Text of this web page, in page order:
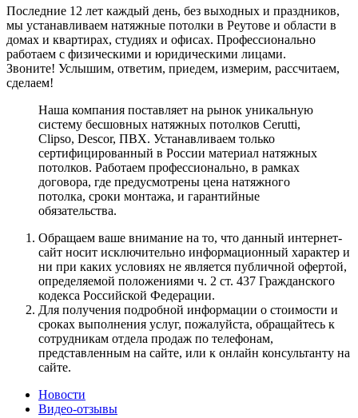
Последние 12 лет каждый день, без выходных и праздников,
мы устанавливаем натяжные потолки в Реутове и области в
домах и квартирах, студиях и офисах. Профессионально
работаем с физическими и юридическими лицами.
Звоните! Услышим, ответим, приедем, измерим, рассчитаем,
сделаем!
Наша компания поставляет на рынок уникальную
систему бесшовных натяжных потолков Сerutti,
Clipso, Descor, ПВХ. Устанавливаем только
сертифицированный в России материал натяжных
потолков. Работаем профессионально, в рамках
договора, где предусмотрены цена натяжного
потолка, сроки монтажа, и гарантийные
обязательства.
Обращаем ваше внимание на то, что данный интернет-
сайт носит исключительно информационный характер и
ни при каких условиях не является публичной офертой,
определяемой положениями ч. 2 ст. 437 Гражданского
кодекса Российской Федерации.
Для получения подробной информации о стоимости и
сроках выполнения услуг, пожалуйста, обращайтесь к
сотрудникам отдела продаж по телефонам,
представленным на сайте, или к онлайн консультанту на
сайте.
Новости
Видео-отзывы